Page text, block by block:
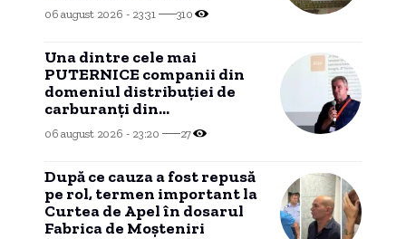
06 august 2026 - 23:31 310
Una dintre cele mai
PUTERNICE companii din
domeniul distribuției de
carburanți din
CONSTANȚA, investiție în
Portul Tisovița.
06 august 2026 - 23:20 27
După ce cauza a fost repusă
pe rol, termen important la
Curtea de Apel în dosarul
Fabrica de Moșteniri